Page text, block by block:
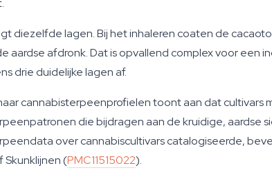
diezelfde lagen. Bij het inhaleren coaten de
aardse afdronk. Dat is opvallend complex voor een
drie duidelijke lagen af.
cannabisterpeenprofielen toont aan dat cultivars
die bijdragen aan de kruidige, aardse
over cannabiscultivars catalogiseerde,
(PMC11515022).